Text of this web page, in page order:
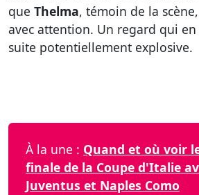
que Thelma, témoin de la
avec attention. Un regard qui
suite potentiellement explosive.
À la une : Quand et où voir
finale de la Coupe d'Italie
Juventus et Naples Como